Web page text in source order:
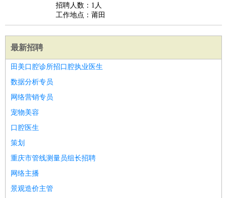
招聘人数：1人
工作地点：莆田
最新招聘
田美口腔诊所招口腔执业医生
数据分析专员
网络营销专员
宠物美容
口腔医生
策划
重庆市管线测量员组长招聘
网络主播
景观造价主管